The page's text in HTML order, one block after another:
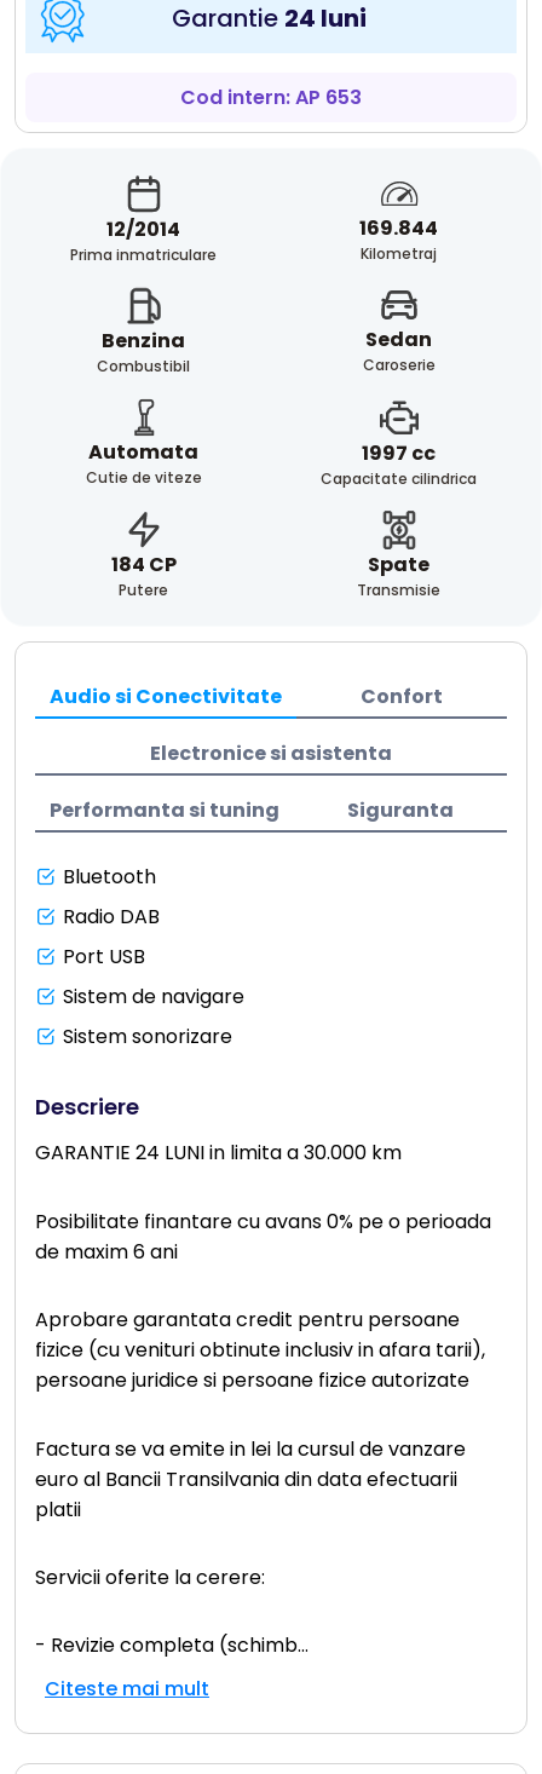
Garantie 24 luni
Cod intern: AP 653
12/2014
Prima inmatriculare
169.844
Kilometraj
Benzina
Combustibil
Sedan
Caroserie
Automata
Cutie de viteze
1997 cc
Capacitate cilindrica
184 CP
Putere
Spate
Transmisie
Audio si Conectivitate Confort
Electronice si asistenta
Performanta si tuning Siguranta
Bluetooth
Radio DAB
Port USB
Sistem de navigare
Sistem sonorizare
Descriere
GARANTIE 24 LUNI in limita a 30.000 km
Posibilitate finantare cu avans 0% pe o perioada
de maxim 6 ani
Aprobare garantata credit pentru persoane
fizice (cu venituri obtinute inclusiv in afara tarii),
persoane juridice si persoane fizice autorizate
Factura se va emite in lei la cursul de vanzare
euro al Bancii Transilvania din data efectuarii
platii
Servicii oferite la cerere:
- Revizie completa (schimb...
Citeste mai mult